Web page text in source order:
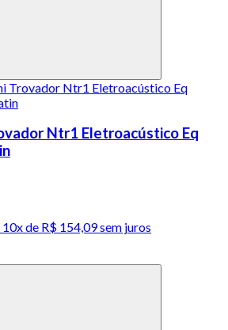
Ntr1 Eletroacústico Eq
10x de R$ 154,09 sem juros